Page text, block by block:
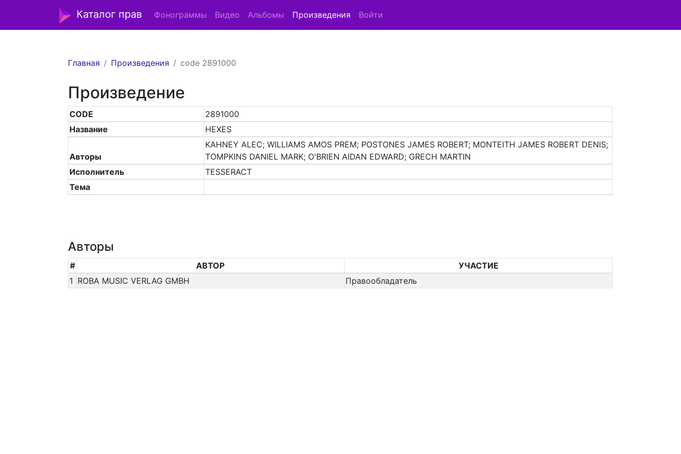
Каталог прав Фонограммы Видео Альбомы Произведения Войти
Главная Произведения code 2891000
Произведение
CODE
2891000
Название
HEXES
Авторы
KAHNEY ALEC; WILLIAMS AMOS PREM; POSTONES JAMES ROBERT; MONTEITH JAMES ROBERT DENIS;
TOMPKINS DANIEL MARK; O'BRIEN AIDAN EDWARD; GRECH MARTIN
Исполнитель
TESSERACT
Тема
Авторы
# АВТОР
УЧАСТИЕ
1 ROBA MUSIC VERLAG GMBH Правообладатель